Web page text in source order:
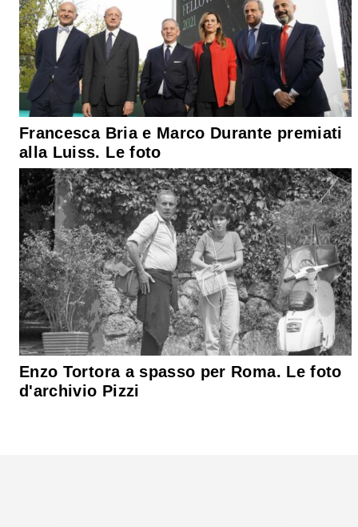
Francesca Bria e Marco Durante premiati
alla Luiss. Le foto
Enzo Tortora a spasso per Roma. Le foto
d'archivio Pizzi